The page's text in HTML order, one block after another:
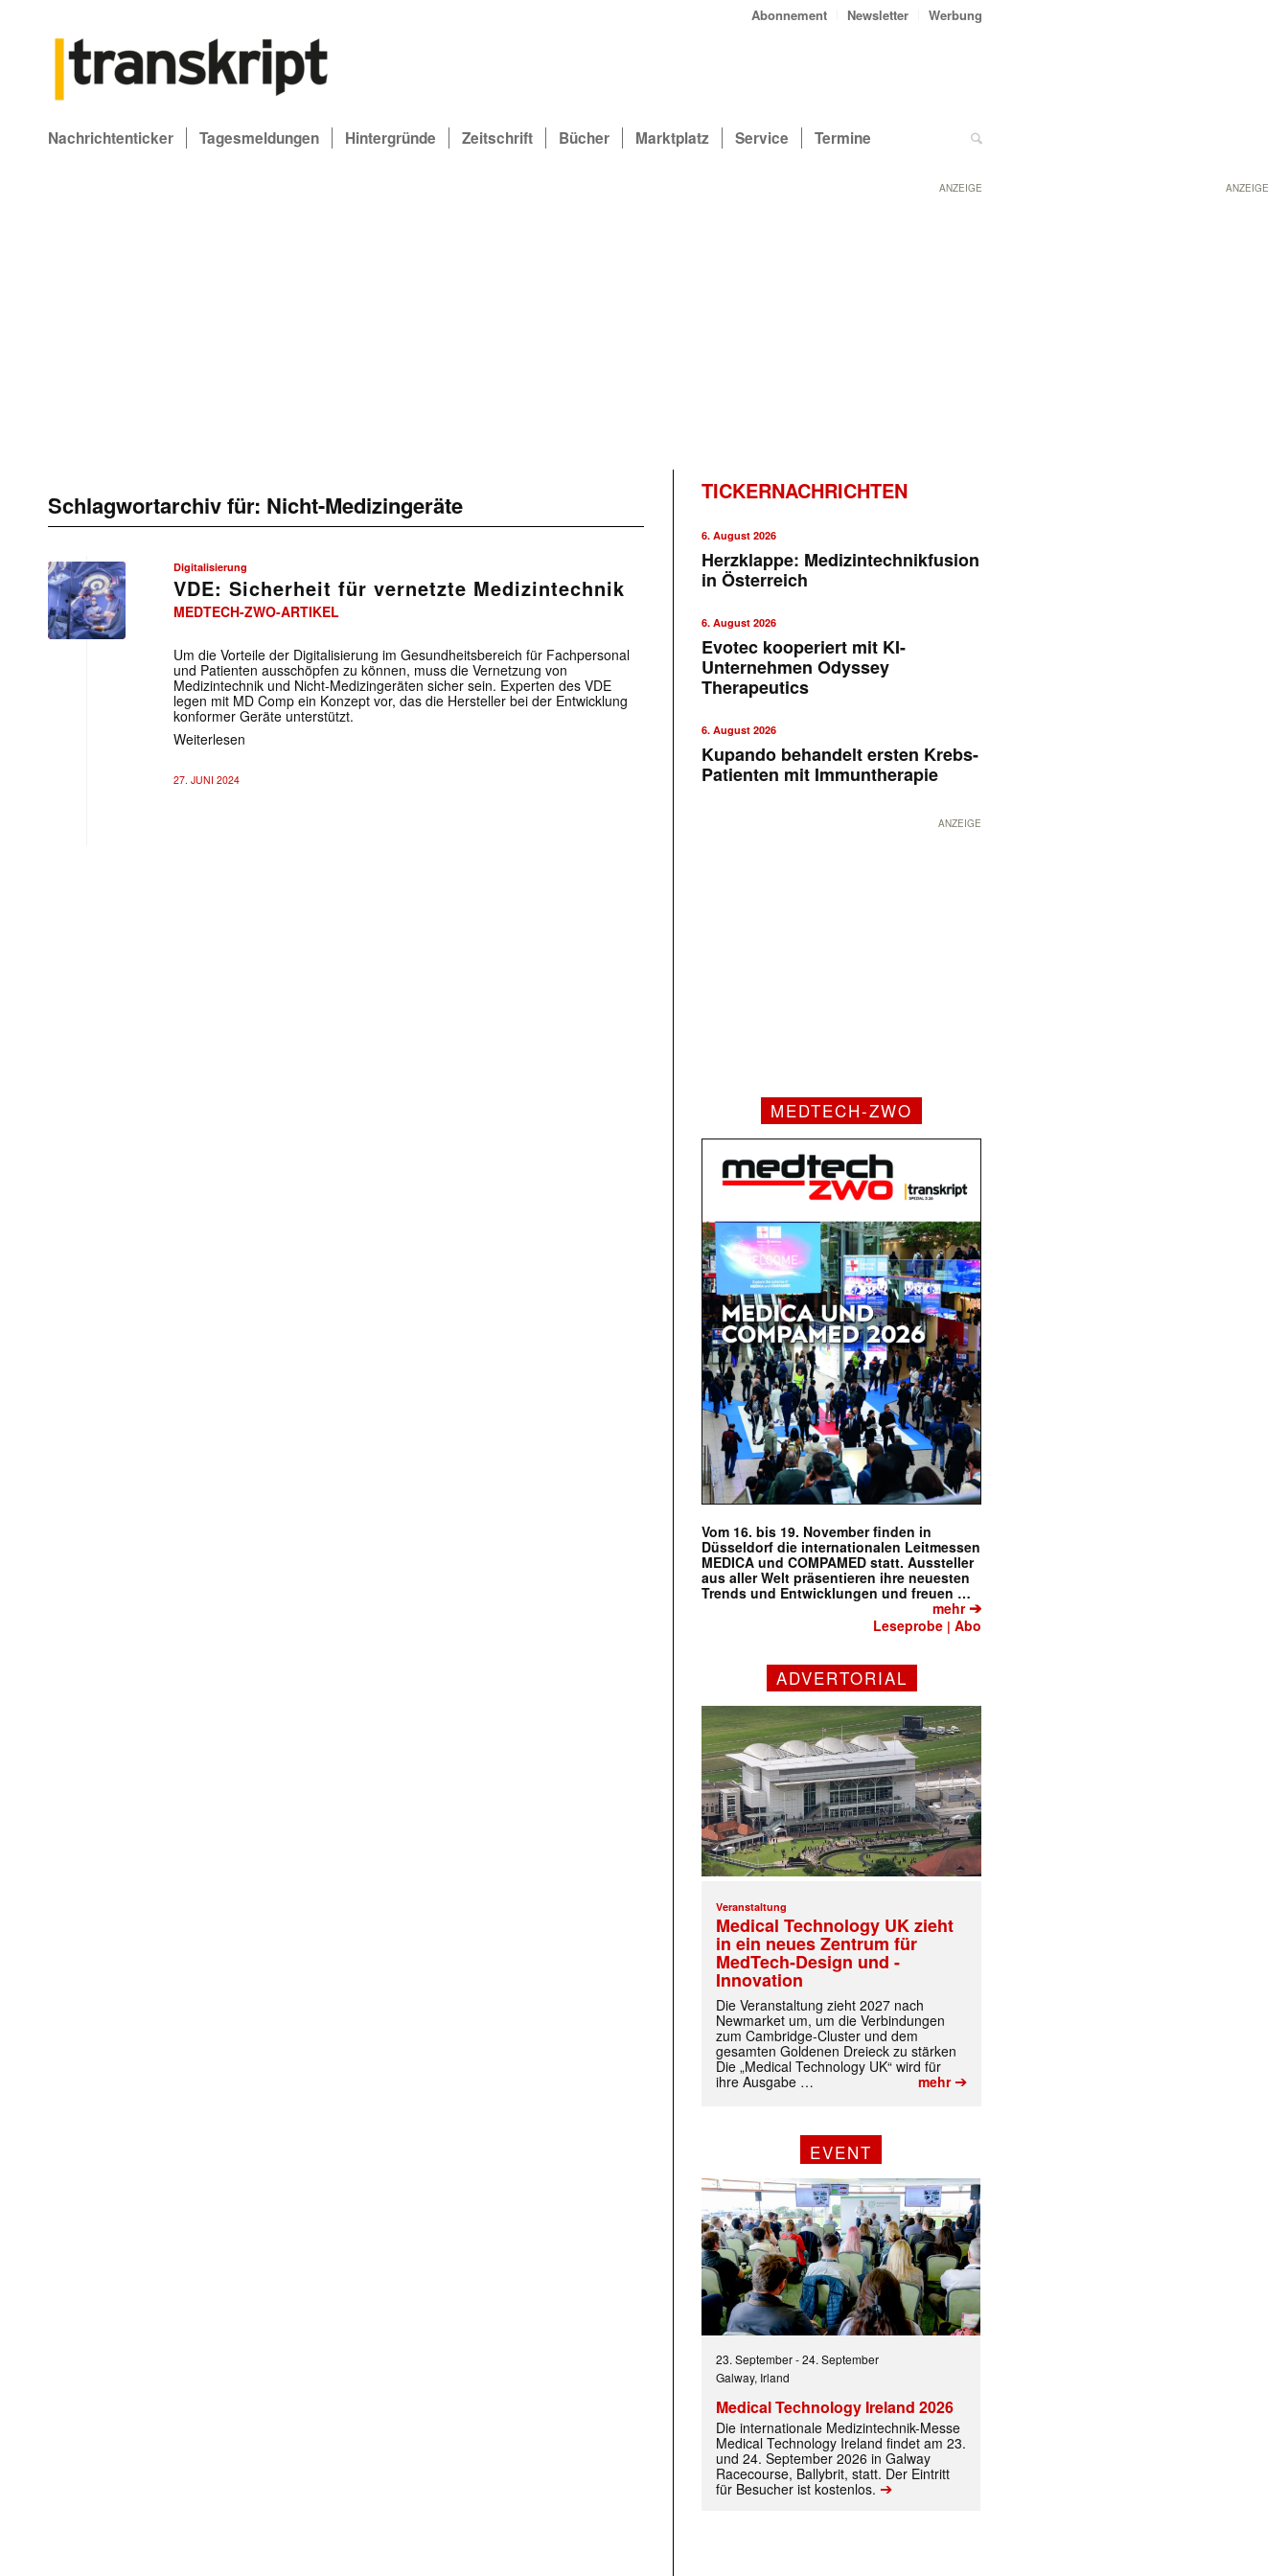
ANZEIGE
Mit dem |transkript-Newsletter jede Woche aktuell informiert.
Abonnement Newsletter Werbung
Nachrichtenticker Tagesmeldungen Hintergründe Zeitschrift Bücher Marktplatz Service Termine
ANZEIGE
Schlagwortarchiv für: Nicht-Medizingeräte
Digitalisierung
VDE: Sicherheit für vernetzte Medizintechnik
MEDTECH-ZWO-ARTIKEL
Um die Vorteile der Digitalisierung im Gesundheitsbereich für Fachpersonal
und Patienten ausschöpfen zu können, muss die Vernetzung von
Medizintechnik und Nicht-Medizingeräten sicher sein. Experten des VDE
legen mit MD Comp ein Konzept vor, das die Hersteller bei der Entwicklung
konformer Geräte unterstützt.
Weiterlesen
27. JUNI 2024
TICKERNACHRICHTEN
6. August 2026
Herzklappe: Medizintechnikfusion
in Österreich
6. August 2026
Evotec kooperiert mit KI-
Unternehmen Odyssey
Therapeutics
6. August 2026
Kupando behandelt ersten Krebs-
Patienten mit Immuntherapie
ANZEIGE
MEDTECH-ZWO
Vom 16. bis 19. November finden in
Düsseldorf die internationalen Leitmessen
MEDICA und COMPAMED statt. Aussteller
aus aller Welt präsentieren ihre neuesten
Trends und Entwicklungen und freuen …
mehr➔
Leseprobe |Abo
ADVERTORIAL
Veranstaltung
Medical Technology UK zieht
in ein neues Zentrum für
MedTech-Design und -
Innovation
Die Veranstaltung zieht 2027 nach
Newmarket um, um die Verbindungen
zum Cambridge-Cluster und dem
gesamten Goldenen Dreieck zu stärken
Die „Medical Technology UK“ wird für
ihre Ausgabe …
mehr➔
EVENT
23. September-24. September
Galway, Irland
Medical Technology Ireland 2026
Die internationale Medizintechnik-Messe
Medical Technology Ireland findet am 23.
und 24. September 2026 in Galway
Racecourse, Ballybrit, statt. Der Eintritt
für Besucher ist kostenlos. ➔